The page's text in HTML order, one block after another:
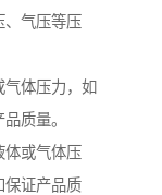
、气压等压
体压力，如
质量。
体或气体压
保证产品质